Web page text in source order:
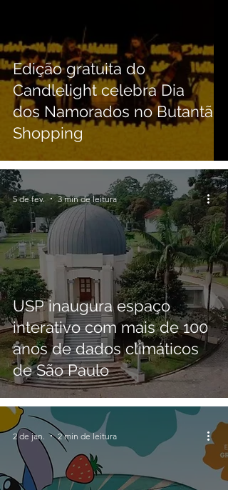
Edição gratuita do
Candlelight celebra Dia
dos Namorados no Butantã
Shopping
USP inaugura espaço
interativo com mais de 100
anos de dados climáticos
de São Paulo
5 de fev. 3 min de leitura
2 de jan. 2 min de leitura